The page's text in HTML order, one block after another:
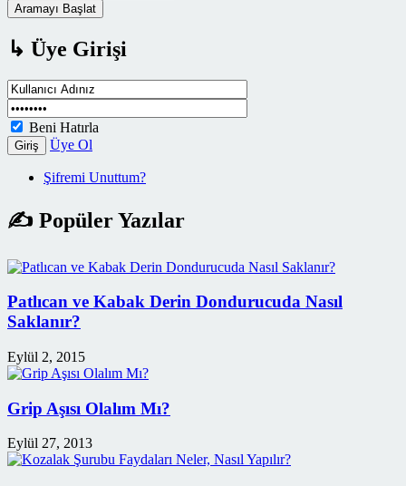
Aramayı Başlat
↳ Üye Girişi
Beni Hatırla
Giriş Üye Ol
Şifremi Unuttum?
✍ Popüler Yazılar
Patlıcan ve Kabak Derin Dondurucuda Nasıl
Saklanır?
Eylül 2, 2015
Grip Aşısı Olalım Mı?
Eylül 27, 2013